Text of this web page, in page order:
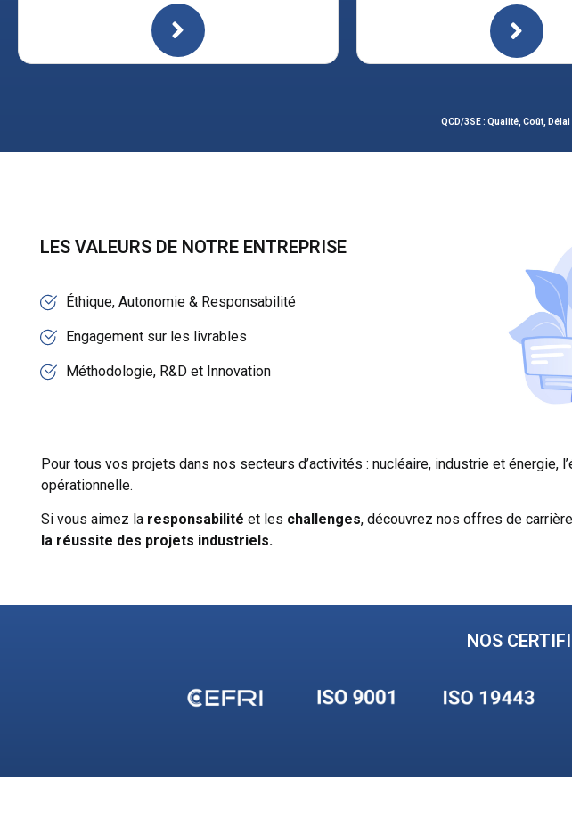
QCD/3SE : Qualité, Coût,
LES VALEURS DE NOTRE ENTREPRISE
Éthique, Autonomie & Responsabilité
Engagement sur les livrables
Méthodologie, R&D et Innovation
Pour tous vos projets dans nos secteurs d’activités : nucléaire, industrie et énergie,
opérationnelle.
Si vous aimez la responsabilité et les challenges, découvrez nos offres de
la réussite des projets industriels.
NOS